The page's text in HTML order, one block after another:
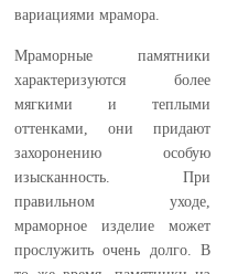
вариациями мрамора.
Мраморные памятники
характеризуются более
мягкими и теплыми
оттенками, они придают
захоронению особую
изысканность. При
правильном уходе,
мраморное изделие может
прослужить очень долго. В